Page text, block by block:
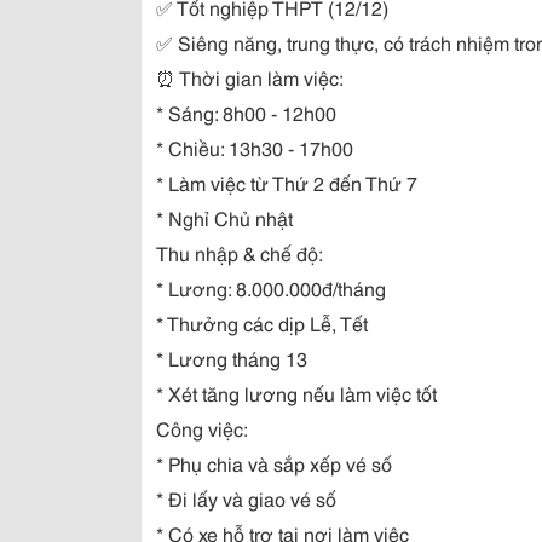
✅Tốt nghiệp THPT (12/12)
✅ Siêng năng, trung thực, có trách nhiệm
⏰ Thời gian làm việc:
* Sáng: 8h00 - 12h00
* Chiều: 13h30 - 17h00
* Làm việc từ Thứ 2 đến Thứ 7
* Nghỉ Chủ nhật
Thu nhập & chế độ:
* Lương: 8.000.000đ/tháng
* Thưởng các dịp Lễ, Tết
* Lương tháng 13
* Xét tăng lương nếu làm việc tốt
Công việc:
* Phụ chia và sắp xếp vé số
* Đi lấy và giao vé số
* Có xe hỗ trợ tại nơi làm việc